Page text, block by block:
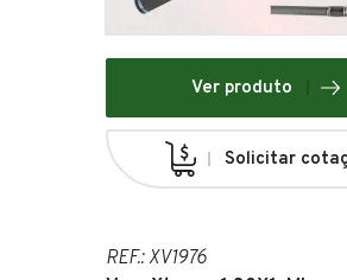
Ver produto
Solicitar
REF.: XV1976